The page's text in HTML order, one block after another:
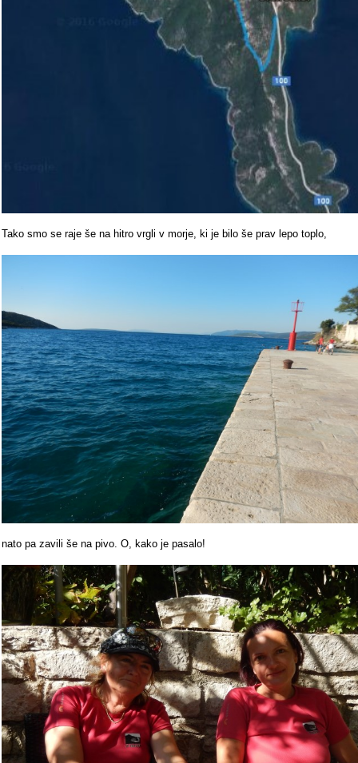
Tako smo se raje še na hitro vrgli v morje, ki je bilo še prav lepo toplo,
nato pa zavili še na pivo. O, kako je pasalo!